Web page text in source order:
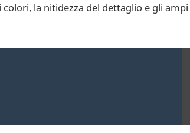
la nitidezza del dettaglio e gli ampi